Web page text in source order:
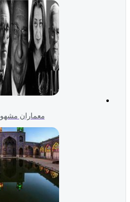
معماران مشهور (110)